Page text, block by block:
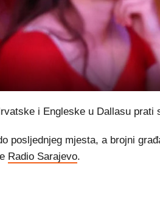
i Engleske u Dallasu prati
posljednjeg mjesta, a brojni
Radio Sarajevo.